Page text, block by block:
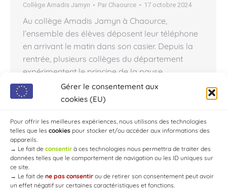
Gérer le consentement aux
cookies (EU)
Pour offrir les meilleures expériences, nous utilisons des technologies
telles que les cookies pour stocker et/ou accéder aux informations des
appareils.
→ Le fait de consentir à ces technologies nous permettra de traiter des
données telles que le comportement de navigation ou les ID uniques sur
ce site.
→ Le fait de ne pas consentir ou de retirer son consentement peut avoir
un effet négatif sur certaines caractéristiques et fonctions.
Collège Amadis Jamyn Par Chaource 17 octobre 2024
Au collège Amadis Jamyn à Chaource,
l’ensemble des élèves déposent leur téléphone
en arrivant le matin dans son casier. Depuis la
rentrée, plusieurs collèges du département
expérimentent le principe de la pause
numérique, qui pourrait être généralisée en
2025. À Chaource, les élèves déposent leur
pause…